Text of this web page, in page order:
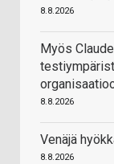
8.8.2026
Myös
8.8.2026
Venäjä
8.8.2026